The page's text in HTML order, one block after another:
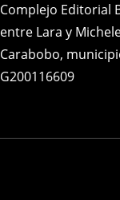
Complejo Editorial
entre Lara y
Carabobo,
G200116609